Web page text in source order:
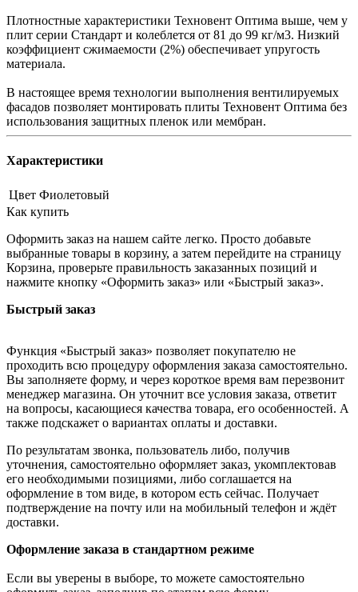
Плотностные характеристики Техновент Оптима выше, чем у
плит серии Стандарт и колеблется от 81 до 99 кг/м3. Низкий
коэффициент сжимаемости (2%) обеспечивает упругость
материала.
В настоящее время технологии выполнения вентилируемых
фасадов позволяет монтировать плиты Техновент Оптима без
использования защитных пленок или мембран.
Характеристики
Цвет Фиолетовый
Как купить
Оформить заказ на нашем сайте легко. Просто добавьте
выбранные товары в корзину, а затем перейдите на страницу
Корзина, проверьте правильность заказанных позиций и
нажмите кнопку «Оформить заказ» или «Быстрый заказ».
Быстрый заказ
Функция «Быстрый заказ» позволяет покупателю не
проходить всю процедуру оформления заказа самостоятельно.
Вы заполняете форму, и через короткое время вам перезвонит
менеджер магазина. Он уточнит все условия заказа, ответит
на вопросы, касающиеся качества товара, его особенностей. А
также подскажет о вариантах оплаты и доставки.
По результатам звонка, пользователь либо, получив
уточнения, самостоятельно оформляет заказ, укомплектовав
его необходимыми позициями, либо соглашается на
оформление в том виде, в котором есть сейчас. Получает
подтверждение на почту или на мобильный телефон и ждёт
доставки.
Оформление заказа в стандартном режиме
Если вы уверены в выборе, то можете самостоятельно